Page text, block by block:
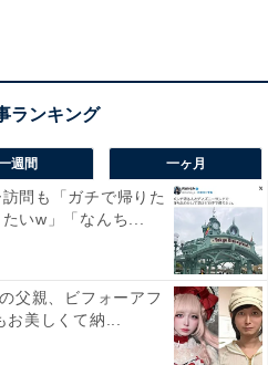
週間 一ヶ月
問も「ガチで帰りた
いw」「なんち...
父親、ビフォーアフ
お美しくて納...